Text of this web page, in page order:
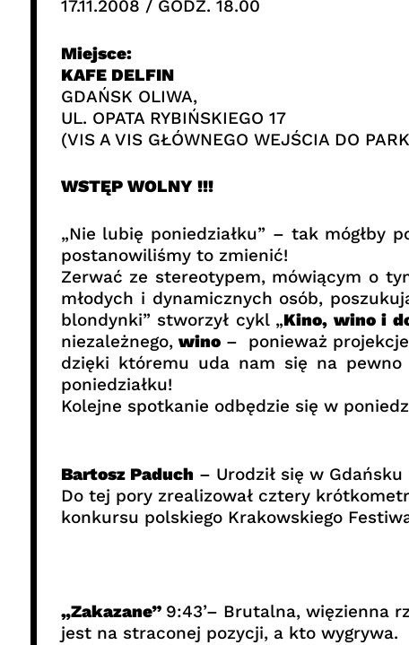
17.11.2008 / GODZ. 18.00
Miejsce:
KAFE DELFIN
GDAŃSK OLIWA,
UL. OPATA RYBIŃSKIEGO 17
(VIS A VIS GŁÓWNEGO WEJŚCIA DO
WSTĘP WOLNY !!!
„Nie lubię poniedziałku” – tak
postanowiliśmy to zmienić!
Zerwać ze stereotypem, mówiącym o
młodych i dynamicznych osób,
blondynki” stworzył cykl „Kino, wino i
niezależnego, wino– ponieważ projekcje
dzięki któremu uda nam się na
poniedziałku!
Kolejne spotkanie odbędzie się w
Bartosz Paduch – Urodził się w
Do tej pory zrealizował cztery
konkursu polskiego Krakowskiego
„Zakazane” 9:43’– Brutalna, więzienna
jest na straconej pozycji, a kto wygrywa.